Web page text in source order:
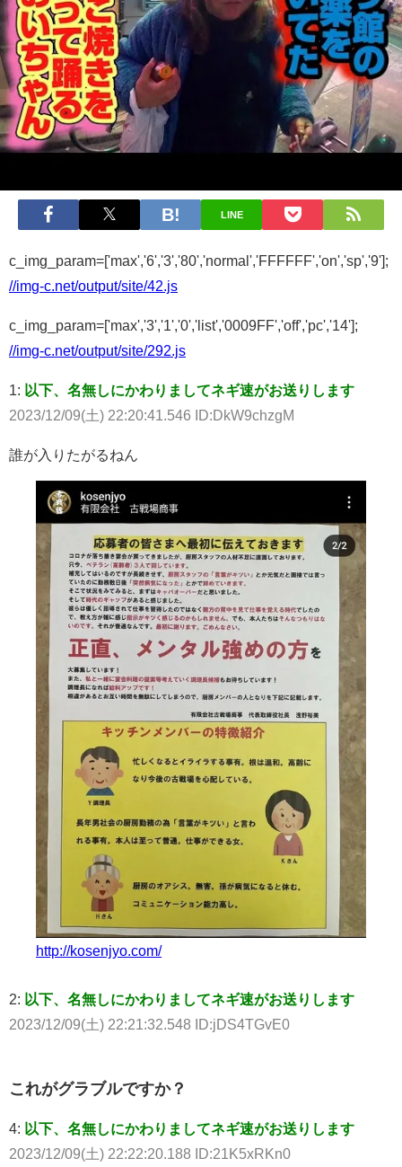
LINE
c_img_param=['max','6','3','80','normal','FFFFFF','on','sp','9'];
//img-c.net/output/site/42.js
c_img_param=['max','3','1','0','list','0009FF','off','pc','14'];
//img-c.net/output/site/292.js
1: 以下、名無しにかわりましてネギ速がお送りします
2023/12/09(土) 22:20:41.546 ID:DkW9chzgM
誰が入りたがるねん
http://kosenjyo.com/
2: 以下、名無しにかわりましてネギ速がお送りします
2023/12/09(土) 22:21:32.548 ID:jDS4TGvE0
これがグラブルですか？
4: 以下、名無しにかわりましてネギ速がお送りします
2023/12/09(土) 22:22:20.188 ID:21K5xRKn0